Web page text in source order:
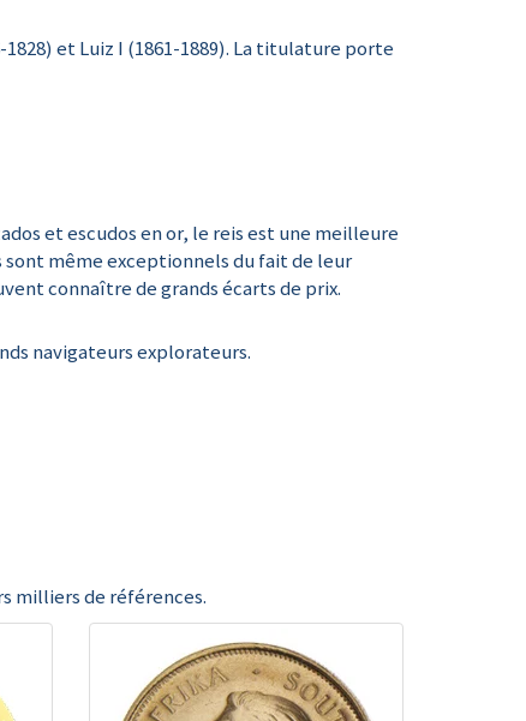
et Luiz I (1861-1889). La titulature porte
et escudos en or, le reis est une meilleure
même exceptionnels du fait de leur
connaître de grands écarts de prix.
navigateurs explorateurs.
milliers de références.